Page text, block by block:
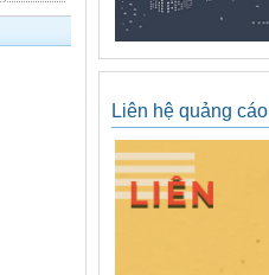
Liên hệ quảng